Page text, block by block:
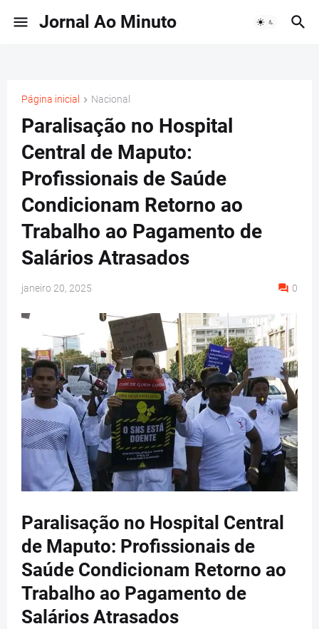
Jornal Ao Minuto
Página inicial Nacional
Paralisação no Hospital
Central de Maputo:
Profissionais de Saúde
Condicionam Retorno ao
Trabalho ao Pagamento de
Salários Atrasados
janeiro 20, 2025 0
Paralisação no Hospital Central
de Maputo: Profissionais de
Saúde Condicionam Retorno ao
Trabalho ao Pagamento de
Salários Atrasados